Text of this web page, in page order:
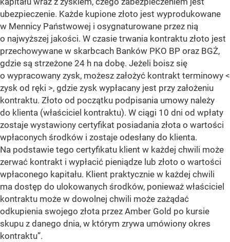
ubezpieczenie. Każde kupione złoto jest wyprodukowane
w Mennicy Państwowej i osygnaturowane przez nią
o najwyższej jakości. W czasie trwania kontraktu złoto jest
przechowywane w skarbcach Banków PKO BP oraz BGŻ,
gdzie są strzeżone 24 h na dobę. Jeżeli boisz się
o wypracowany zysk, możesz założyć kontrakt terminowy <
zysk od ręki >, gdzie zysk wypłacany jest przy założeniu
kontraktu. Złoto od początku podpisania umowy należy
do klienta (właściciel kontraktu). W ciągi 10 dni od wpłaty
zostaje wystawiony certyfikat posiadania złota o wartości
wpłaconych środków i zostaje odesłany do klienta.
Na podstawie tego certyfikatu klient w każdej chwili może
zerwać kontrakt i wypłacić pieniądze lub złoto o wartości
wpłaconego kapitału. Klient praktycznie w każdej chwili
ma dostęp do ulokowanych środków, ponieważ właściciel
kontraktu może w dowolnej chwili może zażądać
odkupienia swojego złota przez Amber Gold po kursie
skupu z danego dnia, w którym zrywa umówiony okres
kontraktu”.